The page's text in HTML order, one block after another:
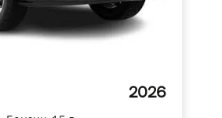
2026